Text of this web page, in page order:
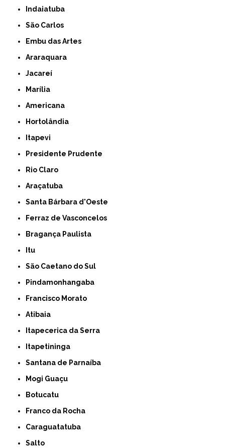
Indaiatuba
São Carlos
Embu das Artes
Araraquara
Jacareí
Marília
Americana
Hortolândia
Itapevi
Presidente Prudente
Rio Claro
Araçatuba
Santa Bárbara d'Oeste
Ferraz de Vasconcelos
Bragança Paulista
Itu
São Caetano do Sul
Pindamonhangaba
Francisco Morato
Atibaia
Itapecerica da Serra
Itapetininga
Santana de Parnaíba
Mogi Guaçu
Botucatu
Franco da Rocha
Caraguatatuba
Salto